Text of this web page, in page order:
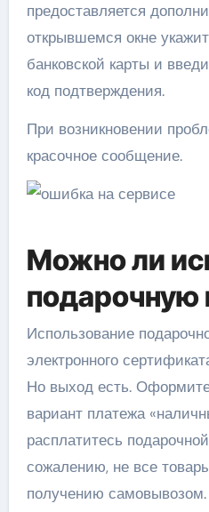
предоставляется
открывшемся окне
банковской карты и
код подтверждения.
При возникновении
красочное сообщение.
Можно ли
подарочную
Использование
электронного
Но выход есть.
вариант платежа
расплатитесь
сожалению, не все
получению самовывозом.